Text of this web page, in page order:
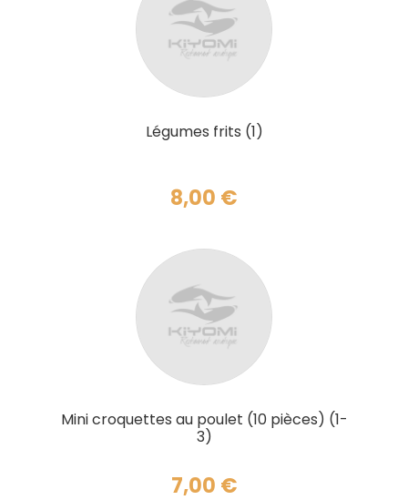
Légumes frits (1)
8,00 €
Mini croquettes au poulet (10 pièces) (1-
3)
7,00 €